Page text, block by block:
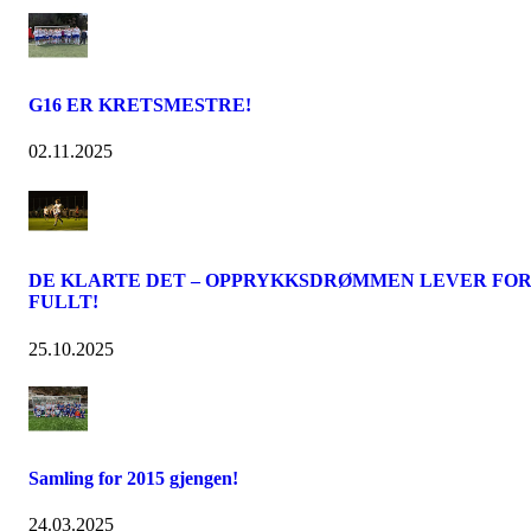
G16 ER KRETSMESTRE!
02.11.2025
DE KLARTE DET – OPPRYKKSDRØMMEN LEVER FOR
FULLT!
25.10.2025
Samling for 2015 gjengen!
24.03.2025